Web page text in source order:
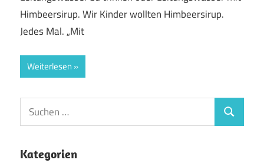
Himbeersirup. Wir Kinder wollten Himbeersirup.
Jedes Mal. „Mit
Weiterlesen
Suchen
nach:
Suchen
Kategorien